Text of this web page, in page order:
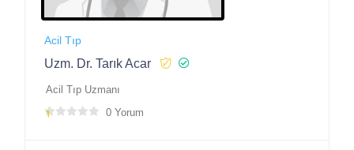
Acil Tıp
Uzm. Dr. Tarık Acar
Acil Tıp Uzmanı
0 Yorum